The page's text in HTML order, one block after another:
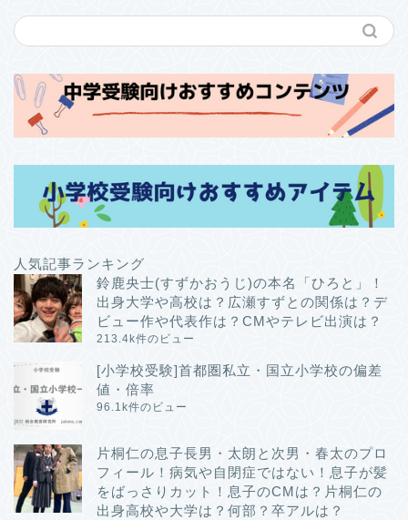
人気記事ランキング
鈴鹿央士(すずかおうじ)の本名「ひろと」！
出身大学や高校は？広瀬すずとの関係は？デ
ビュー作や代表作は？CMやテレビ出演は？
213.4k件のビュー
[小学校受験]首都圏私立・国立小学校の偏差
値・倍率
96.1k件のビュー
片桐仁の息子長男・太朗と次男・春太のプロ
フィール！病気や自閉症ではない！息子が髪
をばっさりカット！息子のCMは？片桐仁の
出身高校や大学は？何部？卒アルは？